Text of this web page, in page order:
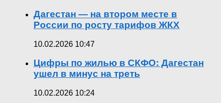
Дагестан — на втором месте в
России по росту тарифов ЖКХ
10.02.2026 10:47
Цифры по жилью в СКФО: Дагестан
ушел в минус на треть
10.02.2026 10:24